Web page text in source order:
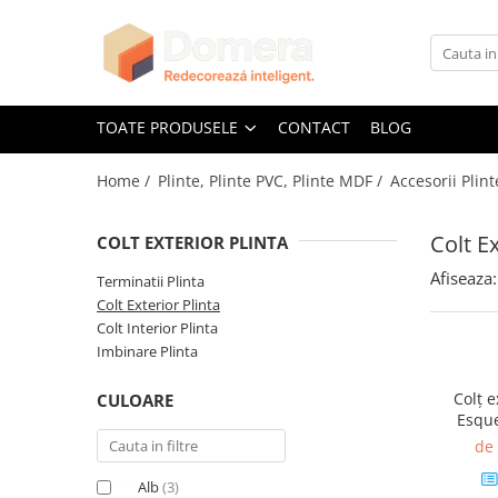
Toate Produsele
Parchet SPC
Riflaje Decorative
Riflaje Interioare
Glafuri Interioare
Glafuri Exterioare
Plinte MDF Premium
Accesorii Plinte
TOATE PRODUSELE CONTACT BLOG
Home / Plinte, Plinte PVC, Plinte MDF / Accesorii
Colt
COLT EXTERIOR PLINTA
Terminatii Plinta
Colt Exterior Plinta
Colt Interior Plinta
Imbinare Plinta
CULOARE
Alb(3)
Afiseaza:
Colț
buc/de